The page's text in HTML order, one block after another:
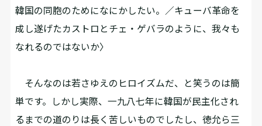
韓国の同胞のためになにかしたい。／キューバ革命を
成し遂げたカストロとチェ・ゲバラのように、我々も
なれるのではないか〉
そんなのは若さゆえのヒロイズムだ、と笑うのは簡
単です。しかし実際、一九八七年に韓国が民主化され
るまでの道のりは長く苦しいものでしたし、徳允ら三